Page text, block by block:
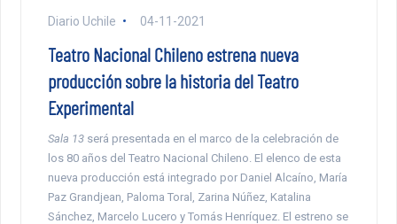
Diario Uchile 04-11-2021
Teatro Nacional Chileno estrena nueva
producción sobre la historia del Teatro
Experimental
Sala 13será presentada en el marco de la celebración de
los 80 años del Teatro Nacional Chileno. El elenco de esta
nueva producción está integrado por Daniel Alcaíno, María
Paz Grandjean, Paloma Toral, Zarina Núñez, Katalina
Sánchez, Marcelo Lucero y Tomás Henríquez. El estreno se